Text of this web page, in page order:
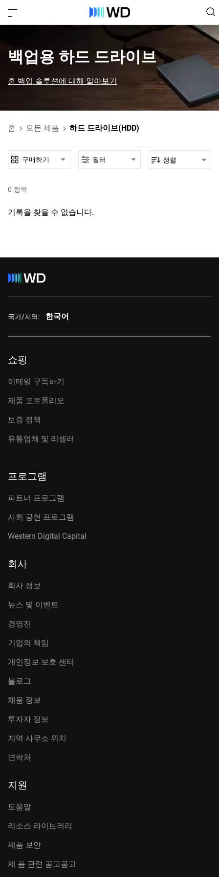
백업용 하드 드라이브
홈 백업 솔루션에 대해 알아보기
홈 모든 제품 하드 드라이브(HDD)
0 항목
구매하기 필터 정렬
기록을 찾을 수 없습니다.
국가/지역: 한국어
쇼핑
이메일 구독하기
제품 포트폴리오
보증 정책
유통업체 및 리셀러
프로그램
파트너 프로그램
사회 공헌 프로그램
Western Digital Capital
회사
회사 정보
뉴스 및 이벤트
경영진
기업의 책임
개인정보 보호 센터
블로그
채용 정보
투자자 정보
지역 사무소 위치
연락처
지원
도움말
리소스 라이브러리
제품 보안
제 품 관련 공고공고